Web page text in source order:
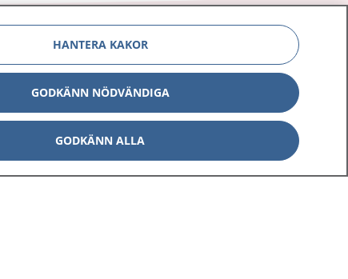
Om 1177
E-tjänster
HANTERA KAKOR
GODKÄNN NÖDVÄNDIGA
GODKÄNN ALLA